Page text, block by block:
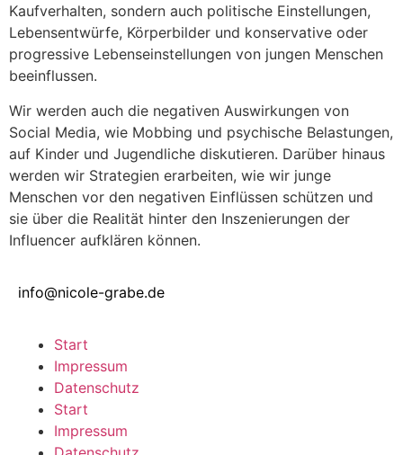
Kaufverhalten, sondern auch politische Einstellungen,
Lebensentwürfe, Körperbilder und konservative oder
progressive Lebenseinstellungen von jungen Menschen
beeinflussen.
Wir werden auch die negativen Auswirkungen von
Social Media, wie Mobbing und psychische Belastungen,
auf Kinder und Jugendliche diskutieren. Darüber hinaus
werden wir Strategien erarbeiten, wie wir junge
Menschen vor den negativen Einflüssen schützen und
sie über die Realität hinter den Inszenierungen der
Influencer aufklären können.
info@nicole-grabe.de
Start
Impressum
Datenschutz
Start
Impressum